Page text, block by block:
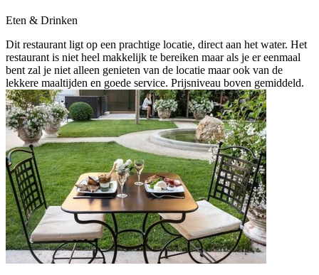
Eten & Drinken
Dit restaurant ligt op een prachtige locatie, direct aan het water. Het
restaurant is niet heel makkelijk te bereiken maar als je er eenmaal
bent zal je niet alleen genieten van de locatie maar ook van de
lekkere maaltijden en goede service. Prijsniveau boven gemiddeld.